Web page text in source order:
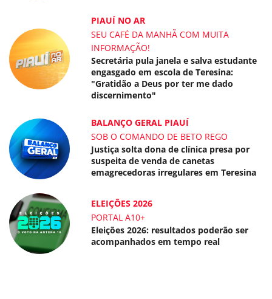
PIAUÍ NO AR
SEU CAFÉ DA MANHÃ COM MUITA
INFORMAÇÃO!
Secretária pula janela e salva estudante
engasgado em escola de Teresina:
"Gratidão a Deus por ter me dado
discernimento"
BALANÇO GERAL PIAUÍ
SOB O COMANDO DE BETO REGO
Justiça solta dona de clínica presa por
suspeita de venda de canetas
emagrecedoras irregulares em Teresina
ELEIÇÕES 2026
PORTAL A10+
Eleições 2026: resultados poderão ser
acompanhados em tempo real